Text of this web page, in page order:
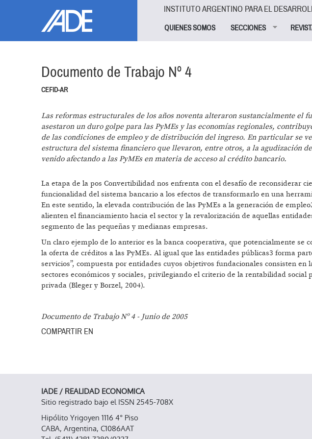
INSTITUTO ARGENTINO PARA EL
QUIENES SOMOS SECCIONES
Documento de Trabajo Nº 4
CEFID-AR
Las reformas estructurales de los años noventa alteraron sustancialmente el
asestaron un duro golpe para las PyMEs y las economías regionales,
de las condiciones de empleo y de distribución del ingreso. En particular se
estructura del sistema financiero que llevaron, entre otros, a la agudización
venido afectando a las PyMEs en materia de acceso al crédito bancario.
La etapa de la pos Convertibilidad nos enfrenta con el desafío de reconsiderar
funcionalidad del sistema bancario a los efectos de transformarlo en una
En este sentido, la elevada contribución de las PyMEs a la generación de
alienten el financiamiento hacia el sector y la revalorización de aquellas
segmento de las pequeñas y medianas empresas.
Un claro ejemplo de lo anterior es la banca cooperativa, que potencialmente se
la oferta de créditos a las PyMEs. Al igual que las entidades públicas3 forma
servicios”, compuesta por entidades cuyos objetivos fundacionales consisten en
sectores económicos y sociales, privilegiando el criterio de la rentabilidad
privada (Bleger y Borzel, 2004).
Documento de Trabajo Nº 4 - Junio de 2005
COMPARTIR EN
IADE / REALIDAD ECONOMICA
Sitio registrado bajo el ISSN 2545-708X
Hipólito Yrigoyen 1116 4° Piso
CABA, Argentina, C1086AAT